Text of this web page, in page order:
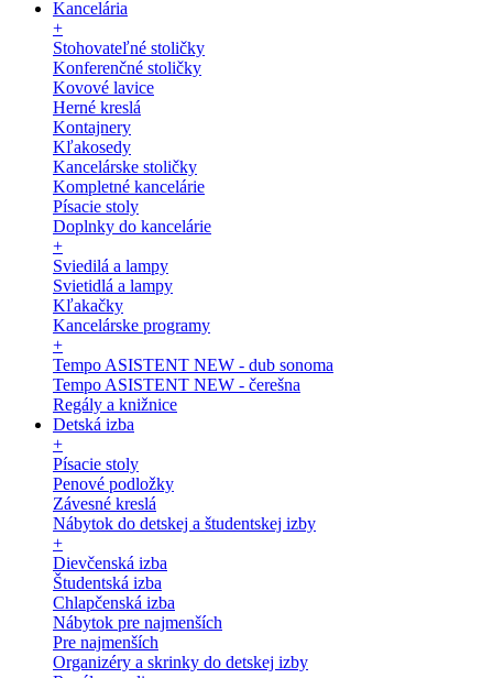
Kancelária
+
Stohovateľné stoličky
Konferenčné stoličky
Kovové lavice
Herné kreslá
Kontajnery
Kľakosedy
Kancelárske stoličky
Kompletné kancelárie
Písacie stoly
Doplnky do kancelárie
+
Sviedilá a lampy
Svietidlá a lampy
Kľakačky
Kancelárske programy
+
Tempo ASISTENT NEW - dub sonoma
Tempo ASISTENT NEW - čerešna
Regály a knižnice
Detská izba
+
Písacie stoly
Penové podložky
Závesné kreslá
Nábytok do detskej a študentskej izby
+
Dievčenská izba
Študentská izba
Chlapčenská izba
Nábytok pre najmenších
Pre najmenších
Organizéry a skrinky do detskej izby